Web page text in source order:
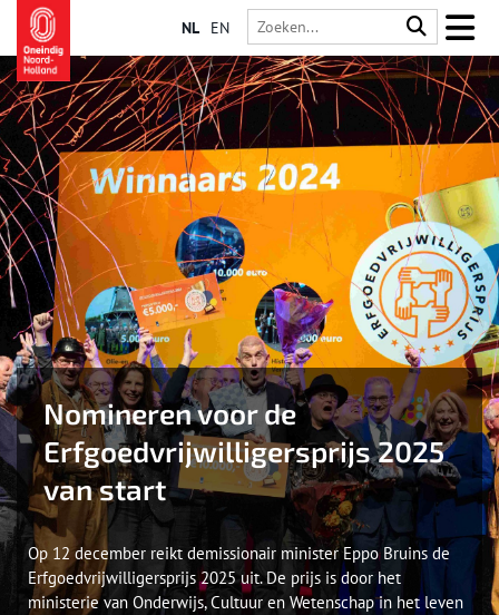
NL EN
Nomineren voor de
Erfgoedvrijwilligersprijs 2025
van start
Op 12 december reikt demissionair minister Eppo Bruins de
Erfgoedvrijwilligersprijs 2025 uit. De prijs is door het
ministerie van Onderwijs, Cultuur en Wetenschap in het leven